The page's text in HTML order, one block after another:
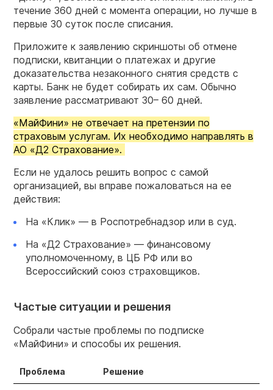
течение 360 дней с момента операции, но лучше в
первые 30 суток после списания.
Приложите к заявлению скриншоты об отмене
подписки, квитанции о платежах и другие
доказательства незаконного снятия средств с
карты. Банк не будет собирать их сам. Обычно
заявление рассматривают 30– 60 дней.
«МайФини» не отвечает на претензии по
страховым услугам. Их необходимо направлять в
АО «Д2 Страхование».
Если не удалось решить вопрос с самой
организацией, вы вправе пожаловаться на ее
действия:
На «Клик» — в Роспотребнадзор или в суд.
На «Д2 Страхование» — финансовому
уполномоченному, в ЦБ РФ или во
Всероссийский союз страховщиков.
Частые ситуации и решения
Собрали частые проблемы по подписке
«МайФини» и способы их решения.
Проблема Решение